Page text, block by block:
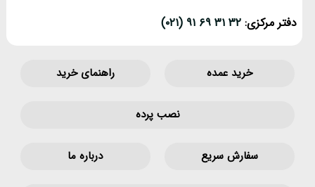
دفتر مرکزی: ۳۲ ۳۱ ۶۹ ۹۱ (۰۲۱)
خرید عمده راهنمای خرید
نصب پرده
سفارش سریع درباره ما